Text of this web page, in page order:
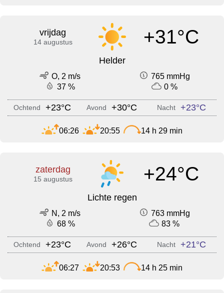
vrijdag
14 augustus +31°C
Helder
O, 2 m/s
765 mmHg
37 %
0 %
Ochtend +23°C Avond +30°C Nacht +23°C
06:26 20:55 14 h 29 min
zaterdag
15 augustus +24°C
Lichte regen
N, 2 m/s
763 mmHg
68 %
83 %
Ochtend +23°C Avond +26°C Nacht +21°C
06:27 20:53 14 h 25 min